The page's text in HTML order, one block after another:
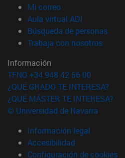
Mi correo(abre en nueva
Aula virtual ADI
Búsqueda de personas
Trabaja con nosotros(abre
Información
TFNO +34 948 42 56 00
¿QUÉ GRADO TE INTERESA?
¿QUÉ MÁSTER TE INTERESA?
© Universidad de Navarra
Información legal
Accesibilidad
Configuración de cookies